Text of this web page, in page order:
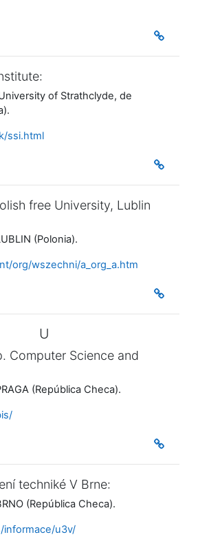
of Strathclyde, de
ssi.html
free University, Lublin
(Polonia).
org/wszechni/a_org_a.htm
U
Computer Science and
(República Checa).
techniké V Brne:
(República Checa).
u3v/